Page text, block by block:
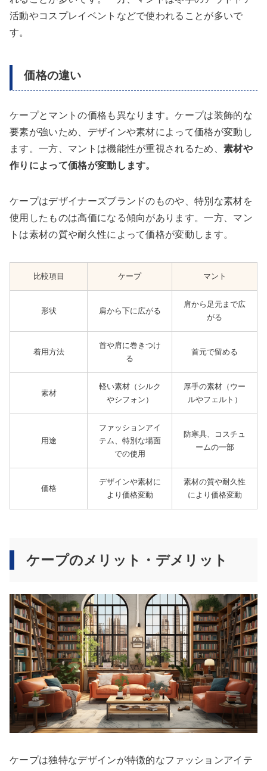
活動やコスプレイベントなどで使われることが多いで
す。
価格の違い
ケープとマントの価格も異なります。ケープは装飾的な
要素が強いため、デザインや素材によって価格が変動し
ます。一方、マントは機能性が重視されるため、素材や
作りによって価格が変動します。
ケープはデザイナーズブランドのものや、特別な素材を
使用したものは高価になる傾向があります。一方、マン
トは素材の質や耐久性によって価格が変動します。
比較項目 ケープ マント
形状 肩から下に広がる
肩から足元まで広
がる
着用方法
首や肩に巻きつけ
る
首元で留める
素材
軽い素材（シルク
やシフォン）
厚手の素材（ウー
ルやフェルト）
用途
ファッションアイ
テム、特別な場面
での使用
防寒具、コスチュ
ームの一部
価格
デザインや素材に
より価格変動
素材の質や耐久性
により価格変動
ケープのメリット・デメリット
ケープは独特なデザインが特徴的なファッションアイテ